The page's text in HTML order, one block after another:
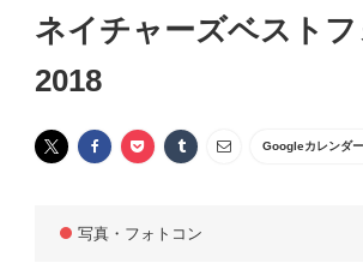
ネイチャーズベスト
2018
Googleカレンダ
写真・フォトコン